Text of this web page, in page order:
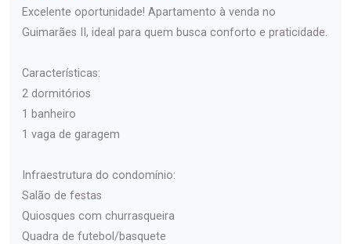
Excelente oportunidade! Apartamento à venda no
Guimarães II, ideal para quem busca conforto e praticidade.
Características:
2 dormitórios
1 banheiro
1 vaga de garagem
Infraestrutura do condomínio:
Salão de festas
Quiosques com churrasqueira
Quadra de futebol/basquete